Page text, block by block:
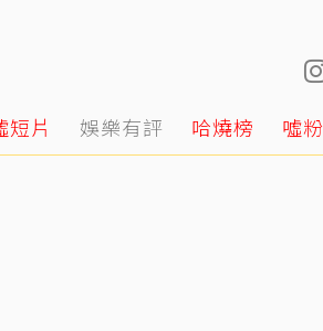
短片 娛樂有評 哈燒榜 噓粉